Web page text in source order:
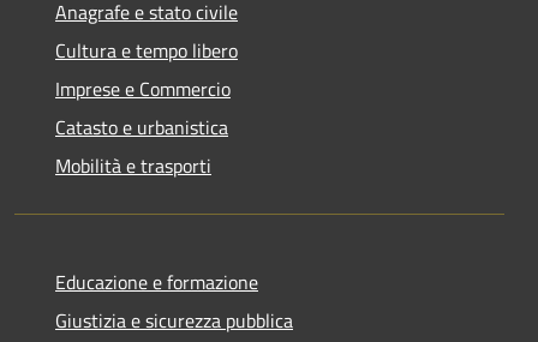
Anagrafe e stato civile
Cultura e tempo libero
Imprese e Commercio
Catasto e urbanistica
Mobilità e trasporti
Educazione e formazione
Giustizia e sicurezza pubblica